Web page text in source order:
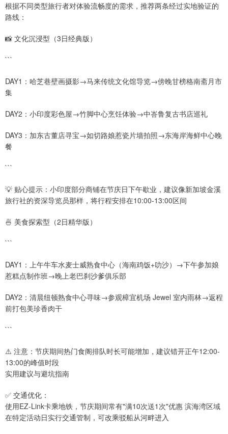
根据不同类型旅行者对体验流畅度的需求，推荐两条经过实地验证的
路线：
📸 文化沉浸型（3日经典版）
```
DAY1：哈芝巷壁画摄影→马来传统文化馆导览→傍晚甘榜格南斋月市
集
DAY2：小印度彩色屋→竹脚中心烹饪体验→中峇鲁复古书店巡礼
DAY3：加东古董店寻宝→如切路娘惹瓷片墙拍照→东海岸海鲜中心晚
餐
```
💡 贴心提示：小印度部分商铺在节庆日下午歇业，建议像新加坡金溪
旅行社的资深导览员那样，将行程安排在10:00-13:00区间
🍜 美食探索型（2日精华版）
```
DAY1：上午牛车水麦士威熟食中心（海南鸡饭+叻沙）→下午参加娘
惹糕点制作班→晚上老巴刹沙爹俱乐部
DAY2：清晨纽顿熟食中心寻味→参观樟宜机场 Jewel 室内雨林→返程
前打包美珍香肉干
```
⚠️ 注意：节庆期间热门食阁排队时长可能增加，建议错开正午12:00-
13:00的峰值时段
实用建议与避坑指南
✅ 交通优化：
使用EZ-Link卡乘地铁，节庆期间常有"满10次送1次"优惠 滨海湾区域
在特定活动日实行交通管制，可改乘驳船从河畔进入